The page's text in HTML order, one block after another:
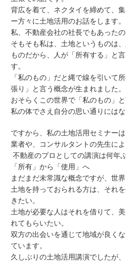
背広を着て、ネクタイを締めて、
ー方々に土地活用のお話をします。
私、不動産会社の社長でもあったの
そもそも私は、土地というものは
ものだから、人が「所有する」と
す。
「私のもの」だと縄で線を引いて
張り」と言う概念が生まれました。
おそらくこの世界で「私のもの」
私の体でさえ自分の思い通りにはな
ですから、私の土地活用セミナー
業者や、コンサルタントの先生に
不動産のプロとしての講演は何年
「所有」から「使用」へ
まだまだ未常識な概念ですが、世
土地を持っておられる方は、それ
きたい。
土地が必要な人はそれを借りて、
れてもらいたい。
双方の出会いを通じて地域が良く
ています。
久しぶりの土地活用講演でしたが